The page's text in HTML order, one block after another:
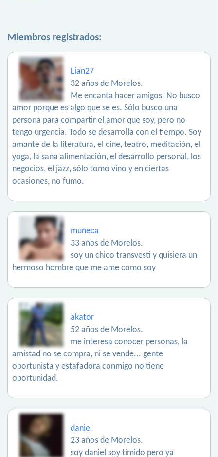
Miembros registrados:
Lian27
32 años de Morelos.
Me encanta hacer amigos. No busco
amor porque es algo que se es. Sólo busco una
persona para compartir el amor que soy, pero no
tengo urgencia. Todo se desarrolla con el tiempo. Soy
amante de la literatura, el cine, teatro, meditación, el
yoga, la sana alimentación, el desarrollo personal, los
negocios, el jazz, sólo tomo vino y en ciertas
ocasiones, no fumo.
muñeca
33 años de Morelos.
soy un chico transvesti y quisiera un
hermoso hombre que me ame como soy
akator
52 años de Morelos.
me interesa conocer personas, la
amistad no se compra, ni se vende... gente
oportunista y estafadora conmigo no tiene
oportunidad.
daniel
23 años de Morelos.
soy daniel soy tímido pero ya